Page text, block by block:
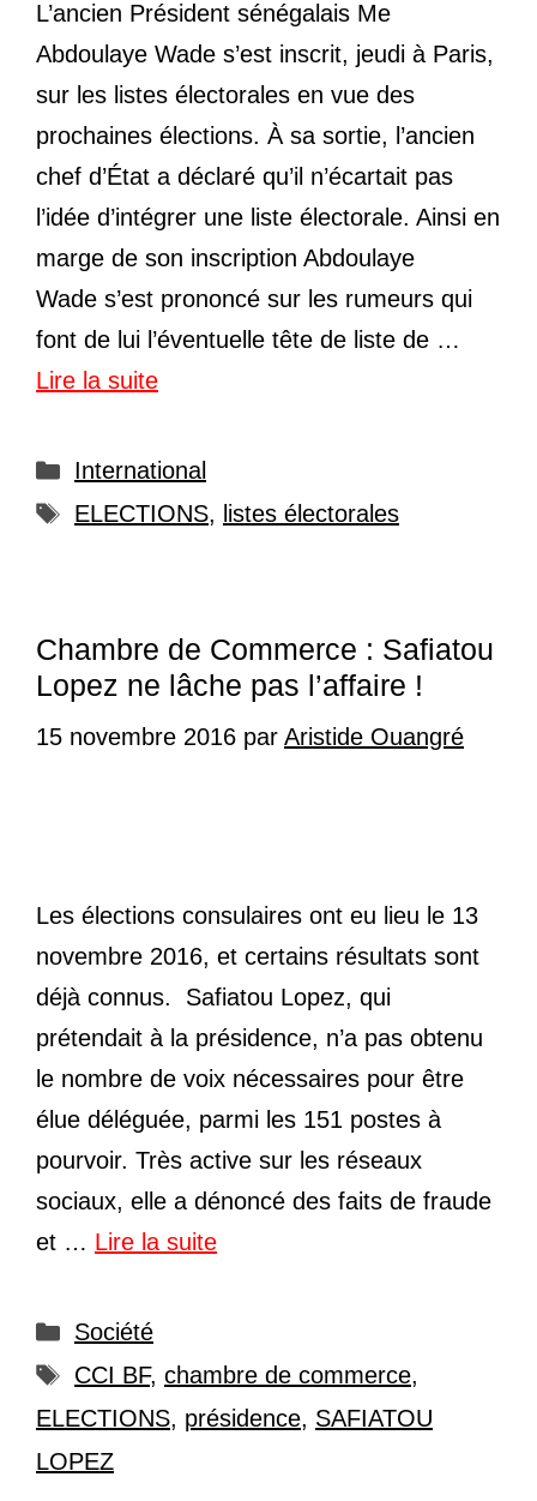
L’ancien Président sénégalais Me
Abdoulaye Wade s’est inscrit, jeudi à Paris,
sur les listes électorales en vue des
prochaines élections. À sa sortie, l’ancien
chef d’État a déclaré qu’il n’écartait pas
l’idée d’intégrer une liste électorale. Ainsi en
marge de son inscription Abdoulaye
Wade s’est prononcé sur les rumeurs qui
font de lui l’éventuelle tête de liste de …
Lire la suite
Catégories
International
Étiquettes
ELECTIONS, listes électorales
Chambre de Commerce : Safiatou
Lopez ne lâche pas l’affaire !
15 novembre 2016 par Aristide Ouangré
Les élections consulaires ont eu lieu le 13
novembre 2016, et certains résultats sont
déjà connus. Safiatou Lopez, qui
prétendait à la présidence, n’a pas obtenu
le nombre de voix nécessaires pour être
élue déléguée, parmi les 151 postes à
pourvoir. Très active sur les réseaux
sociaux, elle a dénoncé des faits de fraude
et … Lire la suite
Catégories
Société
Étiquettes
CCI BF, chambre de commerce,
ELECTIONS, présidence, SAFIATOU
LOPEZ